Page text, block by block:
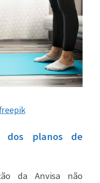
dos planos de
da Anvisa não